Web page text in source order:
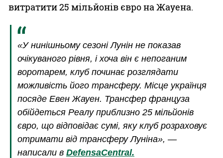
витратити 25 мільйонів євро на Жауена.
«У нинішньому сезоні Лунін не показав
очікуваного рівня, і хоча він є непоганим
воротарем, клуб починає розглядати
можливість його трансферу. Місце українця
посяде Евен Жауен. Трансфер француза
обійдеться Реалу приблизно 25 мільйонів
євро, що відповідає сумі, яку клуб розраховує
отримати від трансферу Луніна», —
написали в DefensaCentral.